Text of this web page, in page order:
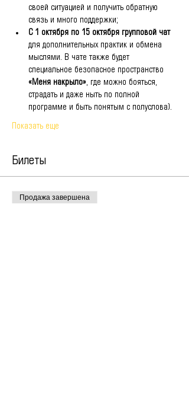
своей ситуацией и получить обратную
связь и много поддержки;
С 1 октября по 15 октября групповой чат
для дополнительных практик и обмена
мыслями. В чате также будет
специальное безопасное пространство
«Меня накрыло», где можно бояться,
страдать и даже ныть по полной
программе и быть понятым с полуслова).
Показать еще
Билеты
Продажа завершена